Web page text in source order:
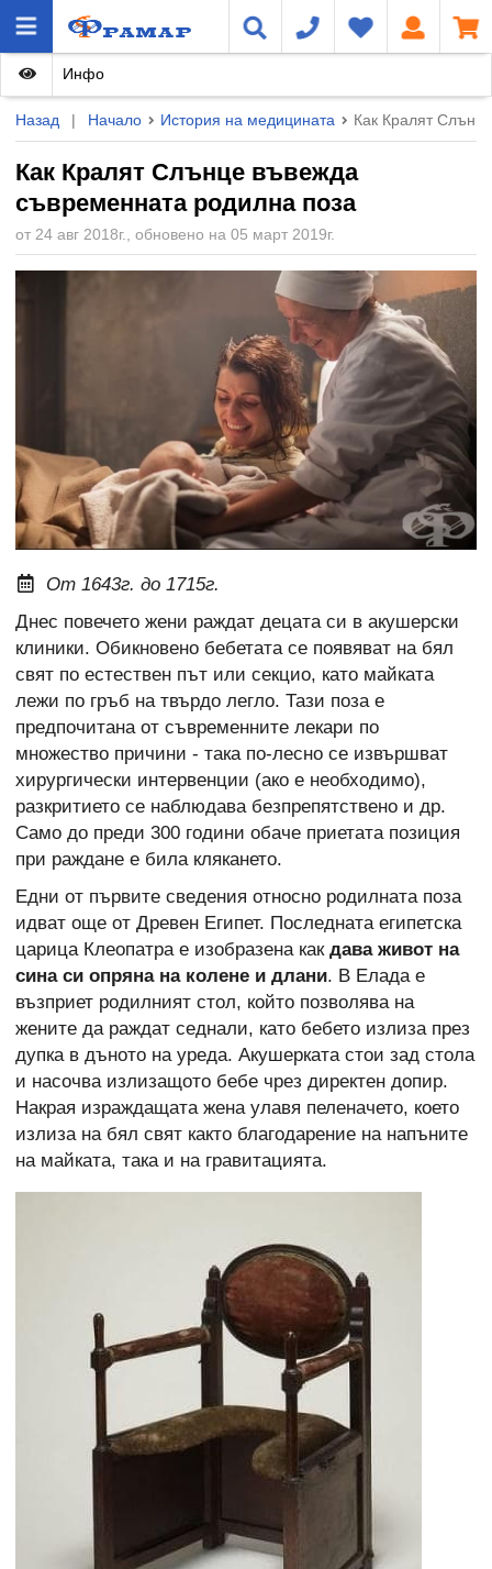
Назад | Начало История на медицината Как Кралят
Как Кралят Слънце въвежда
съвременната родилна поза
от 24 авг 2018г., обновено на 05 март 2019г.
Инфо
От 1643г. до 1715г.
Днес повечето жени раждат децата си в акушерски
клиники. Обикновено бебетата се появяват на бял
свят по естествен път или секцио, като майката
лежи по гръб на твърдо легло. Тази поза е
предпочитана от съвременните лекари по
множество причини - така по-лесно се извършват
хирургически интервенции (ако е необходимо),
разкритието се наблюдава безпрепятствено и др.
Само до преди 300 години обаче приетата позиция
при раждане е била клякането.
Едни от първите сведения относно родилната поза
идват още от Древен Египет. Последната египетска
царица Клеопатра е изобразена как дава живот на
сина си опряна на колене и длани. В Елада е
възприет родилният стол, който позволява на
жените да раждат седнали, като бебето излиза през
дупка в дъното на уреда. Акушерката стои зад стола
и насочва излизащото бебе чрез директен допир.
Накрая израждащата жена улавя пеленачето, което
излиза на бял свят както благодарение на напъните
на майката, така и на гравитацията.